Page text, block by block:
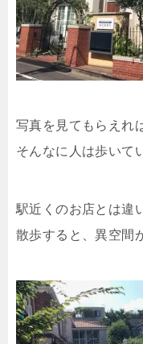
写真を見てもらえれ
そんなに人は歩いて
駅近くのお店とは違
散歩すると、異空間